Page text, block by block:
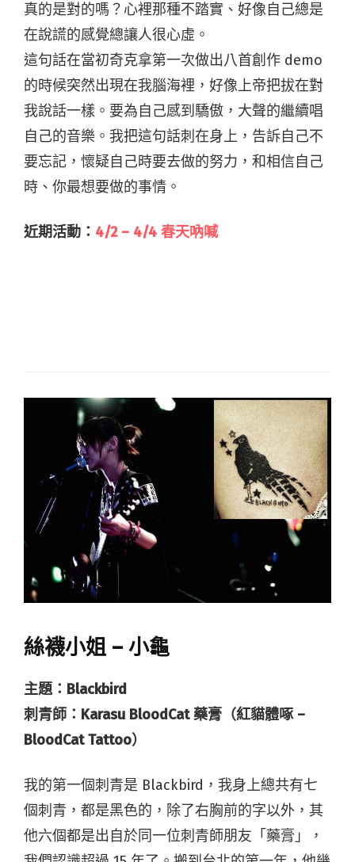
真的是對的嗎？心裡那種不踏實、好像自己總是
在說謊的感覺總讓人很心虛。
這句話在當初奇克拿第一次做出八首創作 demo
的時候突然出現在我腦海裡，好像上帝把拔在對
我說話一樣。要為自己感到驕傲，大聲的繼續唱
自己的音樂。我把這句話刺在身上，告訴自己不
要忘記，懷疑自己時要去做的努力，和相信自己
時、你最想要做的事情。
近期活動： 4/2 – 4/4 春天吶喊
絲襪小姐 – 小龜
主題：Blackbird
刺青師：Karasu BloodCat 藥膏（紅貓體啄 –
BloodCat Tattoo）
我的第一個刺青是 Blackbird，我身上總共有七
個刺青，都是黑色的，除了右胸前的字以外，其
他六個都是出自於同一位刺青師朋友「藥膏」，